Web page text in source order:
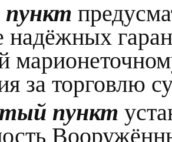
пункт
надёжных
за торговлю
пункт